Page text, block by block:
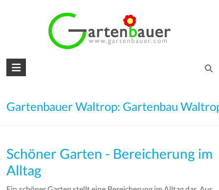
den
Träume
–
Gartenbauer Waltrop: Gartenbau
Schöner Garten - Bereicherung im
Alltag